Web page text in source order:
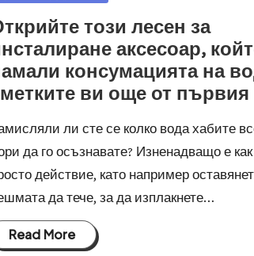
този лесен за
аксесоар,
консумацията на
ви още от първия
ли сте се колко вода хабите
да го осъзнавате? Изненадващо е
действие, като например
да тече, за да изплакнете…
Read More